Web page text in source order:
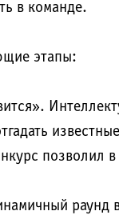
в команде.
этапы:
позволил